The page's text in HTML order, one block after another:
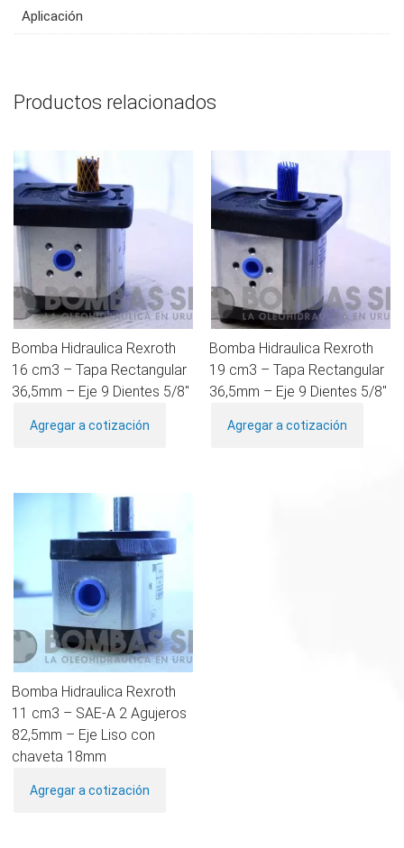
Aplicación
Productos relacionados
Bomba Hidraulica Rexroth
16 cm3 – Tapa Rectangular
36,5mm – Eje 9 Dientes 5/8″
Agregar a cotización
Bomba Hidraulica Rexroth
19 cm3 – Tapa Rectangular
36,5mm – Eje 9 Dientes 5/8″
Agregar a cotización
Bomba Hidraulica Rexroth
11 cm3 – SAE-A 2 Agujeros
82,5mm – Eje Liso con
chaveta 18mm
Agregar a cotización